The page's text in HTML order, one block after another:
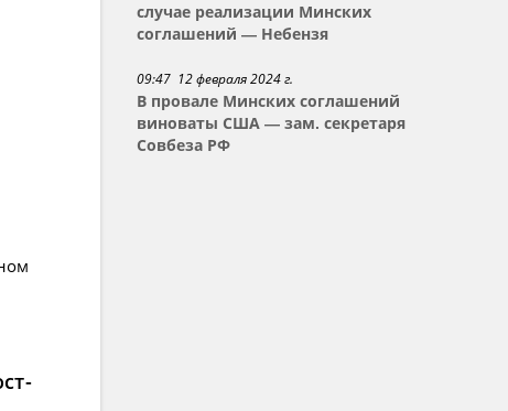
случае реализации Минских
соглашений — Небензя
09:47 12 февраля 2024 г.
В провале Минских соглашений
виноваты США — зам. секретаря
Совбеза РФ